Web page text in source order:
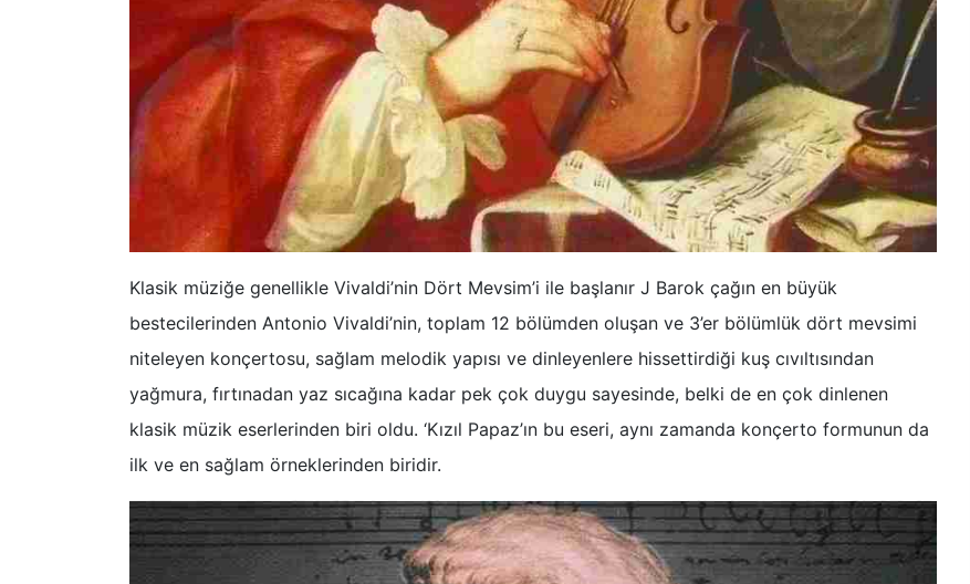
Klasik müziğe genellikle Vivaldi’nin Dört Mevsim’i ile başlanır J Barok çağın en büyük
bestecilerinden Antonio Vivaldi’nin, toplam 12 bölümden oluşan ve 3’er bölümlük dört mevsimi
niteleyen konçertosu, sağlam melodik yapısı ve dinleyenlere hissettirdiği kuş cıvıltısından
yağmura, fırtınadan yaz sıcağına kadar pek çok duygu sayesinde, belki de en çok dinlenen
klasik müzik eserlerinden biri oldu. ‘Kızıl Papaz’ın bu eseri, aynı zamanda konçerto formunun da
ilk ve en sağlam örneklerinden biridir.